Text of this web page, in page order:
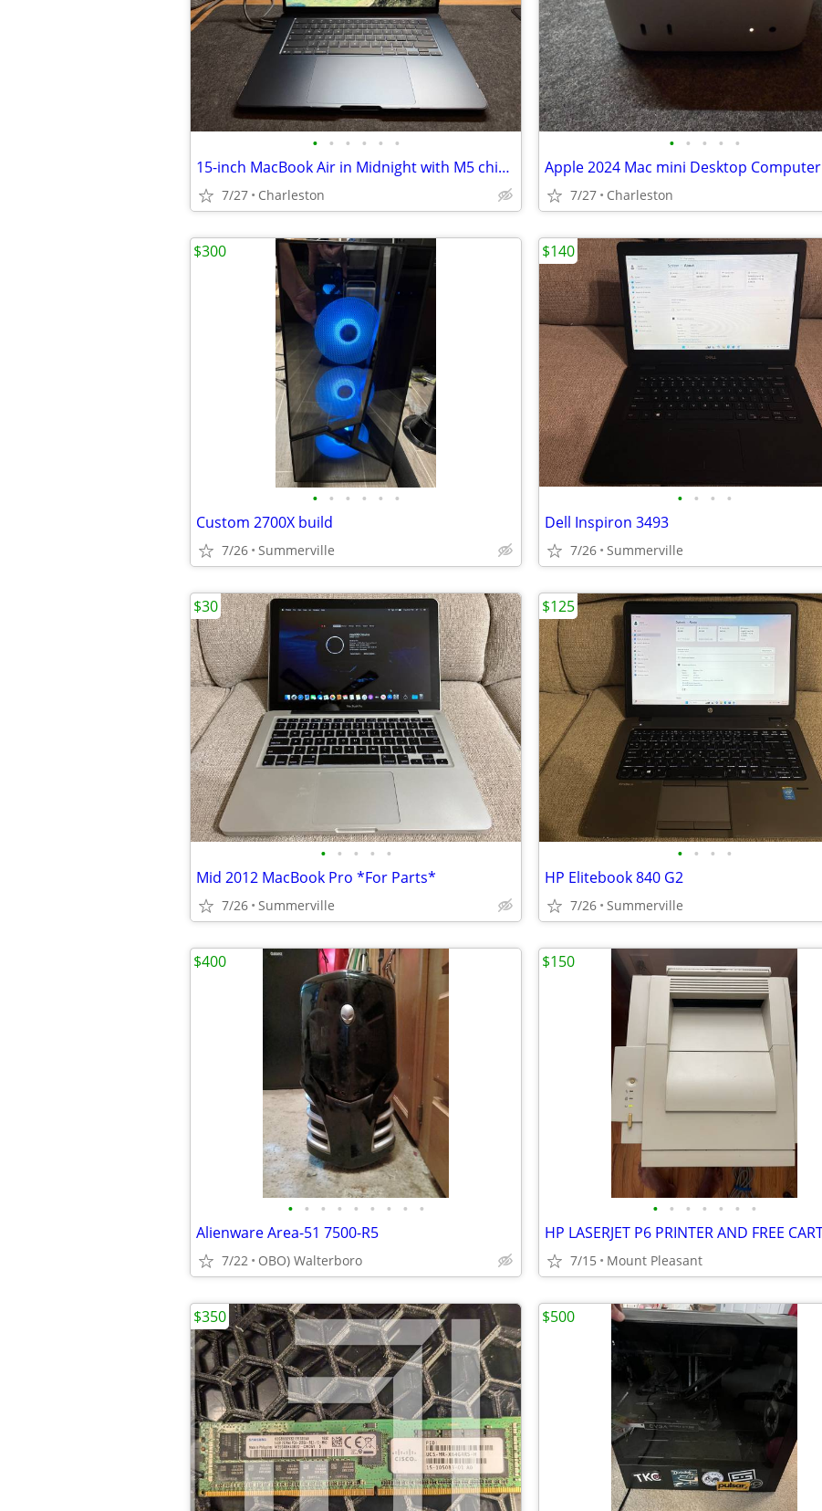
• • • • • •
15-inch MacBook Air in Midnight with M5 chip (NEW) MS365
7/27 Charleston
• • • • •
Apple 2024 Mac mini Desktop Computer
7/27 Charleston
• • • • • •
Custom 2700X build
7/26 Summerville
$300
• • • •
Dell Inspiron 3493
7/26 Summerville
$140
• • • • •
Mid 2012 MacBook Pro *For Parts*
7/26 Summerville
$30
• • • •
HP Elitebook 840 G2
7/26 Summerville
$125
• • • • • • • • •
Alienware Area-51 7500-R5
7/22 OBO) Walterboro
$400
• • • • • • •
7/15 Mount Pleasant
$150
$350 $500